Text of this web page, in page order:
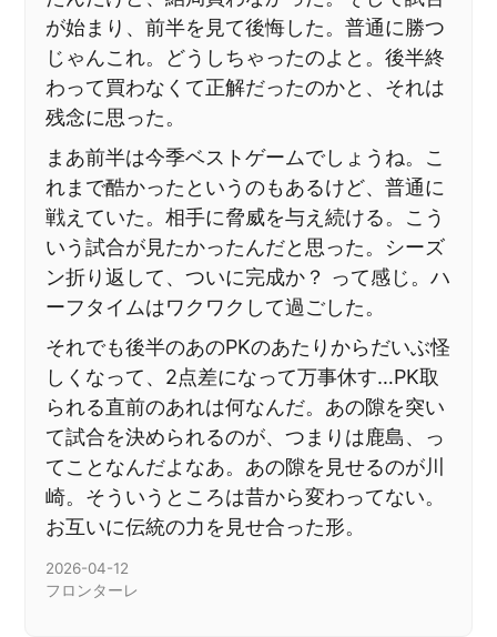
が始まり、前半を見て後悔した。普通に勝つ
じゃんこれ。どうしちゃったのよと。後半終
わって買わなくて正解だったのかと、それは
残念に思った。
まあ前半は今季ベストゲームでしょうね。こ
れまで酷かったというのもあるけど、普通に
戦えていた。相手に脅威を与え続ける。こう
いう試合が見たかったんだと思った。シーズ
ン折り返して、ついに完成か？ って感じ。ハ
ーフタイムはワクワクして過ごした。
それでも後半のあのPKのあたりからだいぶ怪
しくなって、2点差になって万事休す…PK取
られる直前のあれは何なんだ。あの隙を突い
て試合を決められるのが、つまりは鹿島、っ
てことなんだよなあ。あの隙を見せるのが川
崎。そういうところは昔から変わってない。
お互いに伝統の力を見せ合った形。
2026-04-12
フロンターレ